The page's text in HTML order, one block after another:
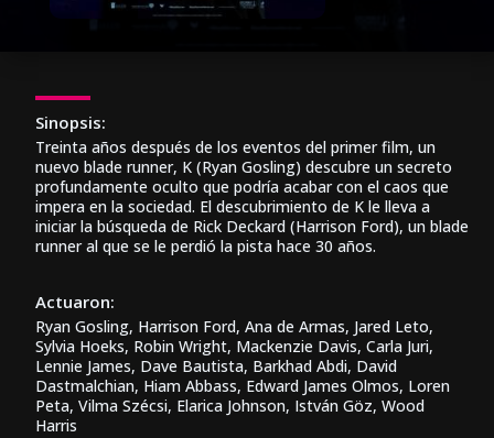
Sinopsis:
Treinta años después de los eventos del primer film, un
nuevo blade runner, K (Ryan Gosling) descubre un secreto
profundamente oculto que podría acabar con el caos que
impera en la sociedad. El descubrimiento de K le lleva a
iniciar la búsqueda de Rick Deckard (Harrison Ford), un blade
runner al que se le perdió la pista hace 30 años.
Actuaron:
Ryan Gosling, Harrison Ford, Ana de Armas, Jared Leto,
Sylvia Hoeks, Robin Wright, Mackenzie Davis, Carla Juri,
Lennie James, Dave Bautista, Barkhad Abdi, David
Dastmalchian, Hiam Abbass, Edward James Olmos, Loren
Peta, Vilma Szécsi, Elarica Johnson, István Göz, Wood
Harris